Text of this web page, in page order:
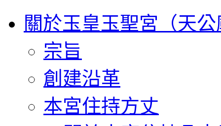
關於玉皇玉聖宮（天
宗旨
創建沿革
本宮住持方丈